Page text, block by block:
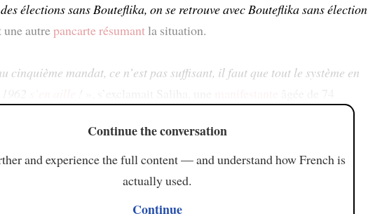
élections sans Bouteflika, on se retrouve avec Bouteflika sans élection
autrepancarte résumantla situation.
cinquième mandat, ce n’est pas suffisant, il faut que tout le système en
Continue the conversation
and experience the full content — and understand how French is
actually used.
Continue